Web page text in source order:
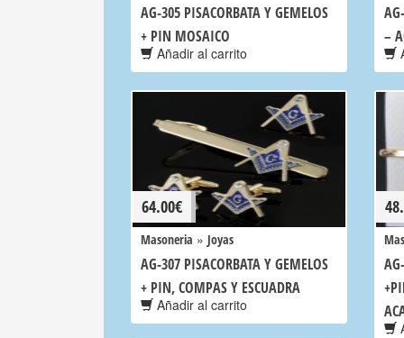
AG-305 PISACORBATA Y GEMELOS
+ PIN MOSAICO
Añadir al carrito
–
64.00€
Masoneria » Joyas
AG-307 PISACORBATA Y GEMELOS
+ PIN, COMPAS Y ESCUADRA
Añadir al carrito